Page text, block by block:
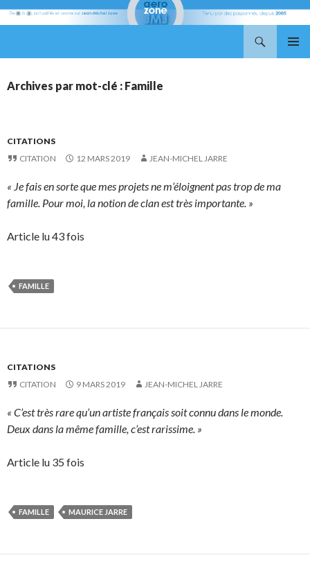
CONTENU
Archives par mot-clé : Famille
CITATIONS
CITATION
12 MARS 2019 JEAN-MICHEL JARRE
« Je fais en sorte que mes projets ne m’éloignent pas trop de ma
famille. Pour moi, la notion de clan est très importante. »
Article lu 43 fois
FAMILLE
CITATIONS
CITATION
9 MARS 2019 JEAN-MICHEL JARRE
« C’est très rare qu’un artiste français soit connu dans le monde.
Deux dans la même famille, c’est rarissime. »
Article lu 35 fois
FAMILLE MAURICE JARRE